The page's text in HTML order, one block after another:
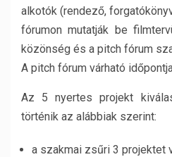
alkotók (rendező,
fórumon mutatják be
közönség és a pitch fórum
A pitch fórum várható
Az 5 nyertes projekt
történik az alábbiak szerint:
a szakmai zsűri 3 projektet